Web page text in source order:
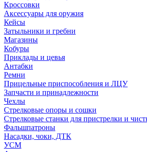
Кроссовки
Аксессуары для оружия
Кейсы
Затыльники и гребни
Магазины
Кобуры
Приклады и цевья
Антабки
Ремни
Прицельные приспособления и ЛЦУ
Запчасти и принадлежности
Чехлы
Стрелковые опоры и сошки
Стрелковые станки для пристрелки и
Фальшпатроны
Насадки, чоки, ДТК
УСМ